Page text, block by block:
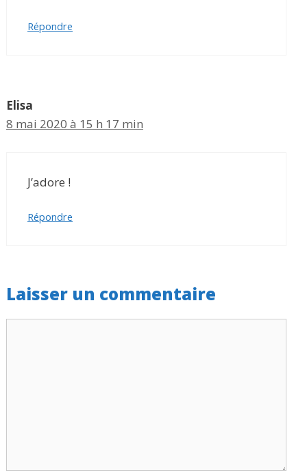
Répondre
Elisa
8 mai 2020 à 15 h 17 min
J’adore !
Répondre
Laisser un commentaire